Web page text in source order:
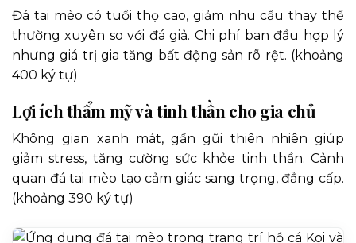
Đá tai mèo có tuổi thọ cao, giảm nhu cầu thay thế
thường xuyên so với đá giả. Chi phí ban đầu hợp lý
nhưng giá trị gia tăng bất động sản rõ rệt. (khoảng
400 ký tự)
Lợi ích thẩm mỹ và tinh thần cho gia chủ
Không gian xanh mát, gần gũi thiên nhiên giúp
giảm stress, tăng cường sức khỏe tinh thần. Cảnh
quan đá tai mèo tạo cảm giác sang trọng, đẳng cấp.
(khoảng 390 ký tự)